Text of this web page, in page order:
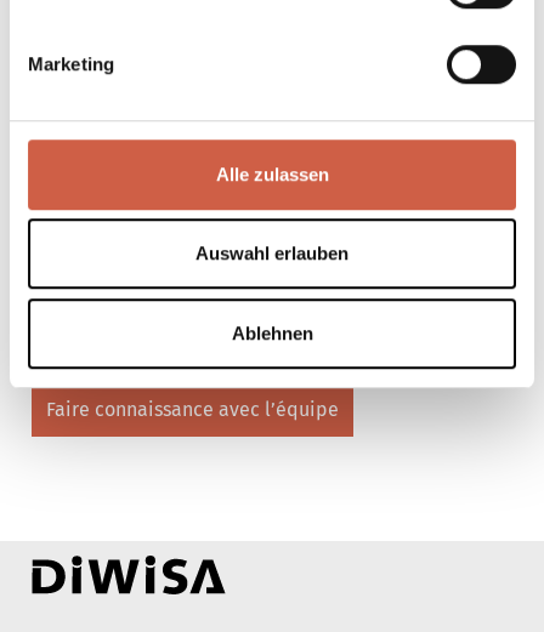
Marketing
Alle zulassen
Auswahl erlauben
Ablehnen
Faire connaissance avec l’équipe